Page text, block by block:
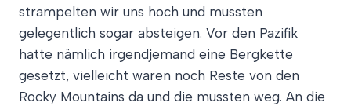
strampelten wir uns hoch und mussten
gelegentlich sogar absteigen. Vor den Pazifik
hatte nämlich irgendjemand eine Bergkette
gesetzt, vielleicht waren noch Reste von den
Rocky Mountaíns da und die mussten weg. An die